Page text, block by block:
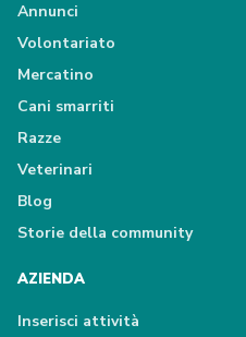
Annunci
Volontariato
Mercatino
Cani smarriti
Razze
Veterinari
Blog
Storie della community
AZIENDA
Inserisci attività